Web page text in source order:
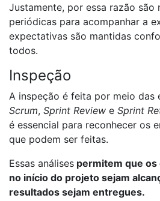
Justamente, por essa razão são
periódicas para acompanhar a
expectativas são mantidas
todos.
Inspeção
A inspeção é feita por meio das
Scrum, Sprint Review e Sprint
é essencial para reconhecer os
que podem ser feitas.
Essas análises permitem que
no início do projeto sejam
resultados sejam entregues.